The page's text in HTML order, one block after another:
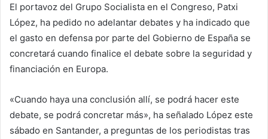
El portavoz del Grupo Socialista en el Congreso, Patxi
López, ha pedido no adelantar debates y ha indicado que
el gasto en defensa por parte del Gobierno de España se
concretará cuando finalice el debate sobre la seguridad y
financiación en Europa.
«Cuando haya una conclusión allí, se podrá hacer este
debate, se podrá concretar más», ha señalado López este
sábado en Santander, a preguntas de los periodistas tras